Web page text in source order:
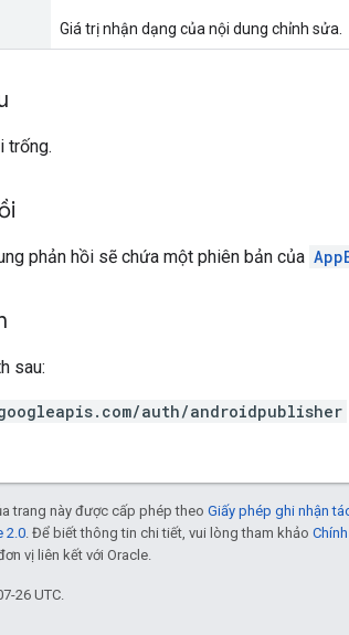
Giá trị nhận dạng của nội dung chỉnh sửa.
trống.
phản hồi sẽ chứa một phiên bản của
sau:
auth/androidpublisher
trang này được cấp phép theo Giấy phép ghi nhận
2.0 . Để biết thông tin chi tiết, vui lòng tham khảo
vị liên kết với Oracle.
26 UTC.